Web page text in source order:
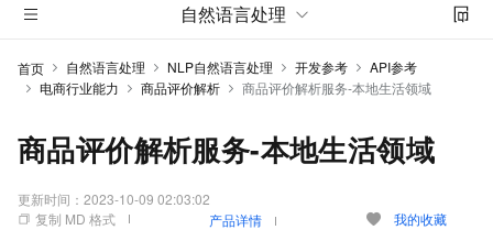
自然语言处理
首页 自然语言处理 NLP自然语言处理 开发参考
API参考
电商行业能力
商品评价解析 商品评价解析服务-本地生活领域
商品评价解析服务-本地生活领域
更新时间： 2023-10-09 02:03:02
复制 MD 格式
产品详情 我的收藏